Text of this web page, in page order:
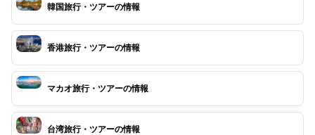
韓国旅行・ツアーの情報
香港旅行・ツアーの情報
マカオ旅行・ツアーの情報
台湾旅行・ツアーの情報